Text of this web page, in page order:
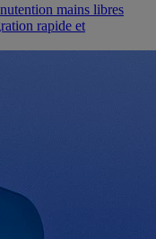
mains libres
rapide et